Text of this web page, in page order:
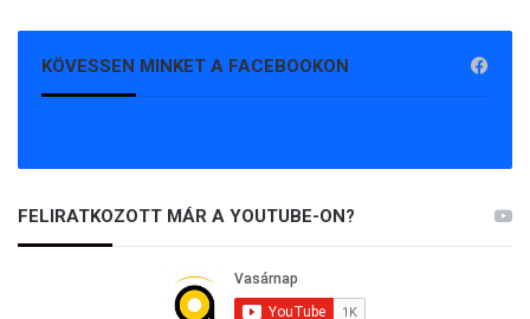
KÖVESSEN MINKET A FACEBOOKON
FELIRATKOZOTT MÁR A YOUTUBE-ON?